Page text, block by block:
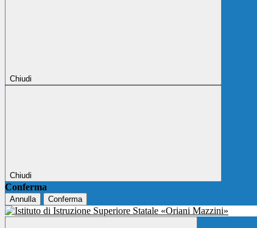
Chiudi
Chiudi
Conferma
Annulla Conferma